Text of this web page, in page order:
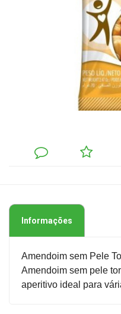
DEIXE
COMENTÁRIO
MINHA
LISTA
Informações
Amendoim sem Pele
Amendoim sem pele
aperitivo ideal para